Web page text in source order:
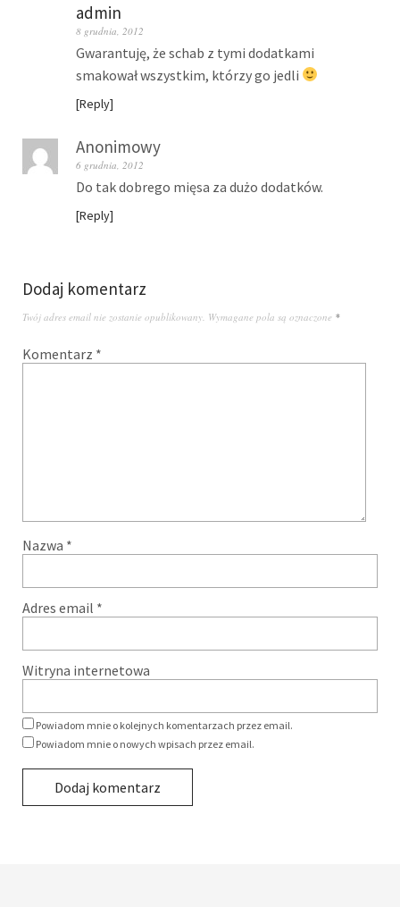
admin
8 grudnia, 2012
Gwarantuję, że schab z tymi dodatkami
smakował wszystkim, którzy go jedli
Reply
Anonimowy
6 grudnia, 2012
Do tak dobrego mięsa za dużo dodatków.
Reply
Dodaj komentarz
Twój adres email nie zostanie opublikowany. Wymagane pola są oznaczone *
Komentarz *
Nazwa *
Adres email *
Witryna internetowa
Powiadom mnie o kolejnych komentarzach przez email.
Powiadom mnie o nowych wpisach przez email.